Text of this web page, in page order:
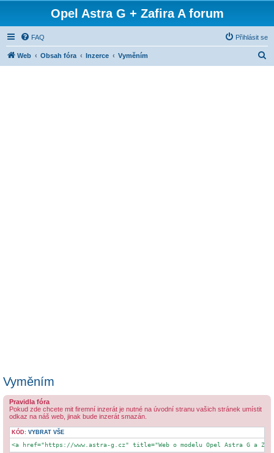
Opel Astra G + Zafira A forum
FAQ Přihlásit se
Web Obsah fóra Inzerce Vyměním
Vyměním
Pravidla fóra
Pokud zde chcete mit firemní inzerát je nutné na úvodní stranu vašich stránek umístit
odkaz na náš web, jinak bude inzerát smazán.
KÓD: VYBRAT VŠE
<a href="https://www.astra-g.cz" title="Web o modelu Opel Astra G a